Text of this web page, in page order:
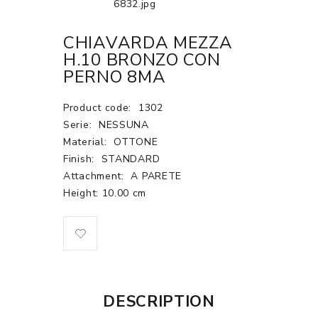
CHIAVARDA MEZZA
H.10 BRONZO CON
PERNO 8MA
Product code:
1302
Serie: NESSUNA
Material: OTTONE
Finish:
STANDARD
Attachment:
A PARETE
Height: 10.00 cm
DESCRIPTION